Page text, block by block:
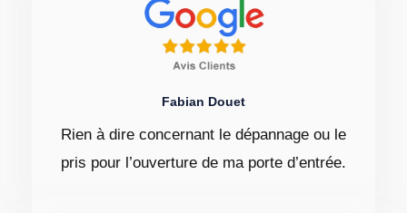
Fabian Douet
Rien à dire concernant le dépannage ou le
pris pour l’ouverture de ma porte d’entrée.